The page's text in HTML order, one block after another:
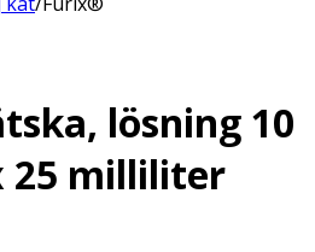
lösning 10
25 milliliter